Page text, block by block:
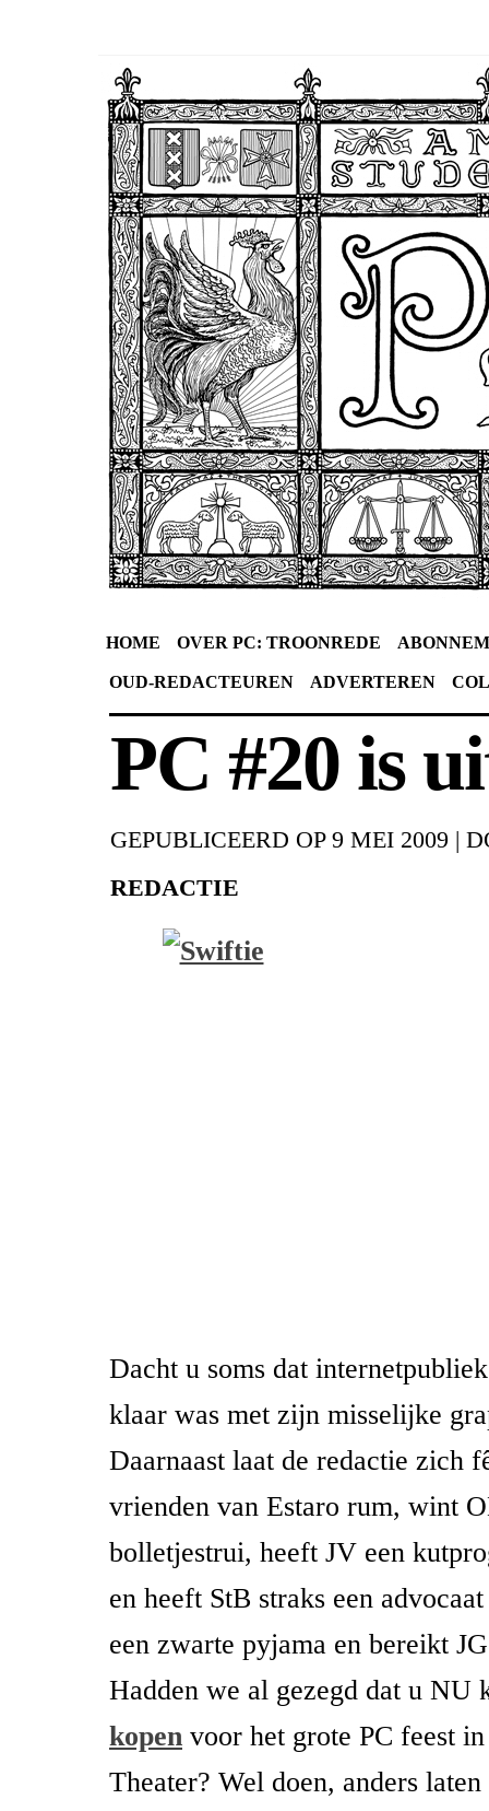
HOME OVER PC: TROONREDE
OUD-REDACTEUREN ADVERTEREN
PC #20 is
GEPUBLICEERD OP 9 MEI 2009 |
REDACTIE
Dacht u soms dat
klaar was met zijn misselijke
Daarnaast laat de redactie zich
vrienden van Estaro rum, wint
bolletjestrui, heeft JV een
en heeft StB straks een
een zwarte pyjama en bereikt
Hadden we al gezegd dat u NU
kopen voor het grote PC feest
Theater? Wel doen, anders